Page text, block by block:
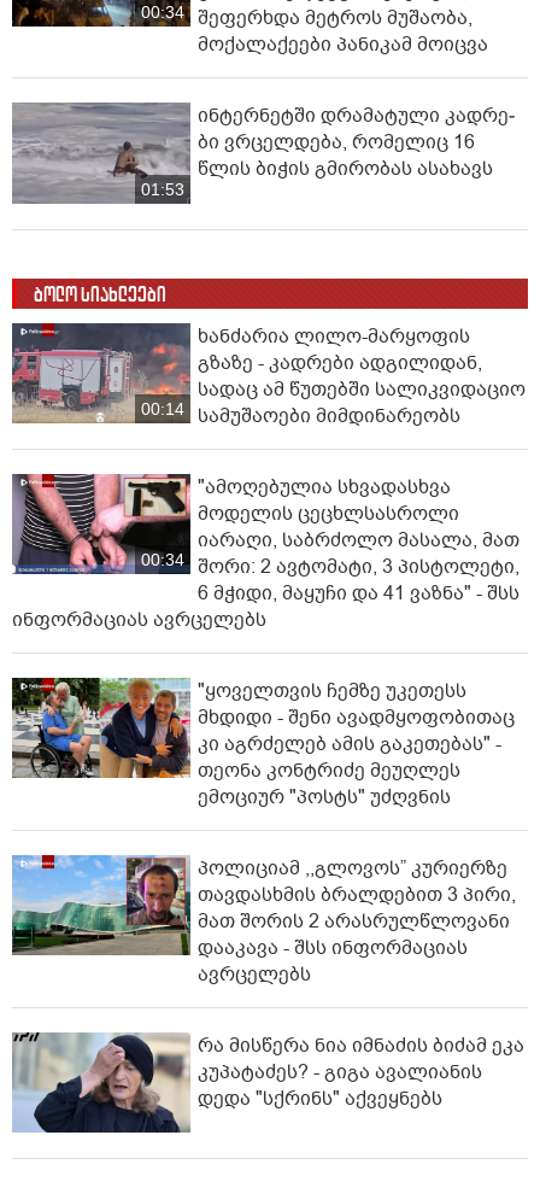
00:34
შეფერხდა მეტროს მუშაობა,
მოქალაქეები პანიკამ მოიცვა
01:53
ინ­ტერ­ნეტ­ში დრა­მა­ტუ­ლი კად­რე­
ბი ვრცელდება, რომელიც 16
წლის ბიჭის გმირობას ასახავს
ბოლო სიახლეები
00:14
ხანძარია ლილო-მარყოფის
გზაზე - კადრები ადგილიდან,
სადაც ამ წუთებში სალიკვიდაციო
სამუშაოები მიმდინარეობს
00:34
"ამოღებულია სხვადასხვა
მოდელის ცეცხლსასროლი
იარაღი, საბრძოლო მასალა, მათ
შორი: 2 ავტომატი, 3 პისტოლეტი,
6 მჭიდი, მაყუჩი და 41 ვაზნა" - შსს
ინფორმაციას ავრცელებს
"ყოველთვის ჩემზე უკეთესს
მხდიდი - შენი ავადმყოფობითაც
კი აგრძელებ ამის გაკეთებას" -
თეონა კონტრიძე მეუღლეს
ემოციურ "პოსტს" უძღვნის
პოლიციამ ,,გლოვოს” კურიერზე
თავდასხმის ბრალდებით 3 პირი,
მათ შორის 2 არასრულწლოვანი
დააკავა - შსს ინფორმაციას
ავრცელებს
რა მისწერა ნია იმნაძის ბიძამ ეკა
კუპატაძეს? - გიგა ავალიანის
დედა "სქრინს" აქვეყნებს